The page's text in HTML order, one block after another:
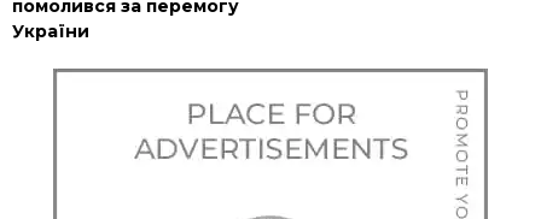
помолився за перемогу
України